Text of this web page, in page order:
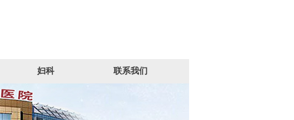
妇科 联系我们